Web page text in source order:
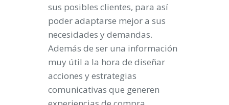
sus posibles clientes, para así
poder adaptarse mejor a sus
necesidades y demandas.
Además de ser una información
muy útil a la hora de diseñar
acciones y estrategias
comunicativas que generen